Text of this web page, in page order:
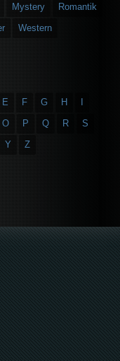
Mystery
Romantik
Western
E F G H
O P Q R
S
Y Z